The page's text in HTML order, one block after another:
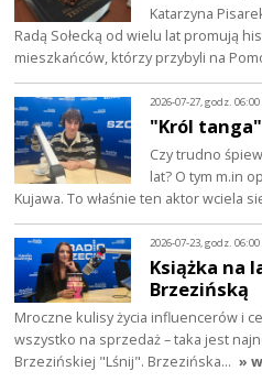
Katarzyna
Radą Sołecką od wielu lat promują
mieszkańców, którzy przybyli na
2026-07-27, godz. 06:00
"Król
Czy trudno
lat? O tym m.in
Kujawa. To właśnie ten aktor wciela
2026-07-23, godz. 06:00
Książka na
Brzezińską
Mroczne kulisy życia influencerów i
wszystko na sprzedaż – taka jest
Brzezińskiej "Lśnij". Brzezińska… »